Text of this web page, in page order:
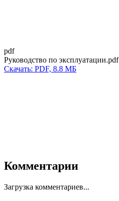
pdf
Руководство по эксплуатации.pdf
Скачать: PDF, 8.8 МБ
Комментарии
Загрузка комментариев...